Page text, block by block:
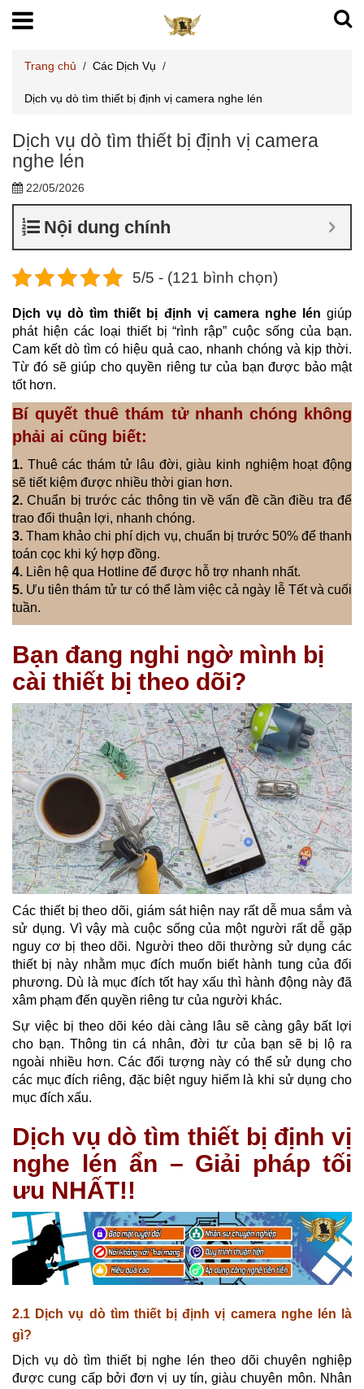
Trang chủ / Các Dịch Vụ /
Dịch vụ dò tìm thiết bị định vị camera nghe lén
Dịch vụ dò tìm thiết bị định vị camera
nghe lén
22/05/2026
Nội dung chính
5/5 - (121 bình chọn)
Dịch vụ dò tìm thiết bị định vị camera nghe lén giúp
phát hiện các loại thiết bị “rình rập” cuộc sống của bạn.
Cam kết dò tìm có hiệu quả cao, nhanh chóng và kịp thời.
Từ đó sẽ giúp cho quyền riêng tư của bạn được bảo mật
tốt hơn.
Bí quyết thuê thám tử nhanh chóng không
phải ai cũng biết:
1. Thuê các thám tử lâu đời, giàu kinh nghiệm hoạt động
sẽ tiết kiệm được nhiều thời gian hơn.
2. Chuẩn bị trước các thông tin về vấn đề cần điều tra để
trao đổi thuận lợi, nhanh chóng.
3. Tham khảo chi phí dịch vụ, chuẩn bị trước 50% để thanh
toán cọc khi ký hợp đồng.
4. Liên hệ qua Hotline để được hỗ trợ nhanh nhất.
5. Ưu tiên thám tử tư có thể làm việc cả ngày lễ Tết và cuối
tuần.
Bạn đang nghi ngờ mình bị
cài thiết bị theo dõi?
Các thiết bị theo dõi, giám sát hiện nay rất dễ mua sắm và
sử dụng. Vì vậy mà cuộc sống của một người rất dễ gặp
nguy cơ bị theo dõi. Người theo dõi thường sử dụng các
thiết bị này nhằm mục đích muốn biết hành tung của đối
phương. Dù là mục đích tốt hay xấu thì hành động này đã
xâm phạm đến quyền riêng tư của người khác.
Sự việc bị theo dõi kéo dài càng lâu sẽ càng gây bất lợi
cho bạn. Thông tin cá nhân, đời tư của bạn sẽ bị lộ ra
ngoài nhiều hơn. Các đối tượng này có thể sử dụng cho
các mục đích riêng, đặc biệt nguy hiểm là khi sử dụng cho
mục đích xấu.
Dịch vụ dò tìm thiết bị định vị
nghe lén ẩn – Giải pháp tối
ưu NHẤT!!
2.1 Dịch vụ dò tìm thiết bị định vị camera nghe lén là
gì?
Dịch vụ dò tìm thiết bị nghe lén theo dõi chuyên nghiệp
được cung cấp bởi đơn vị uy tín, giàu chuyên môn. Nhân